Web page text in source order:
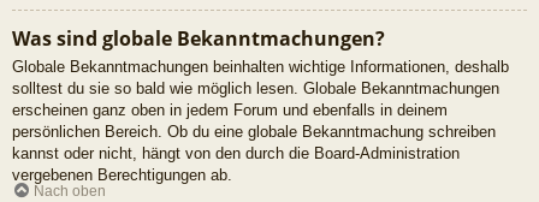
Was sind globale Bekanntmachungen?
Globale Bekanntmachungen beinhalten wichtige Informationen, deshalb
solltest du sie so bald wie möglich lesen. Globale Bekanntmachungen
erscheinen ganz oben in jedem Forum und ebenfalls in deinem
persönlichen Bereich. Ob du eine globale Bekanntmachung schreiben
kannst oder nicht, hängt von den durch die Board-Administration
vergebenen Berechtigungen ab.
Nach oben